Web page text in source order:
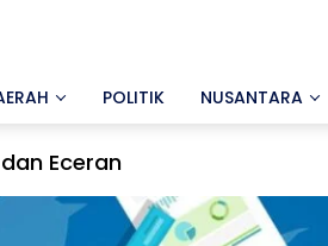
POLITIK NUSANTARA
Eceran